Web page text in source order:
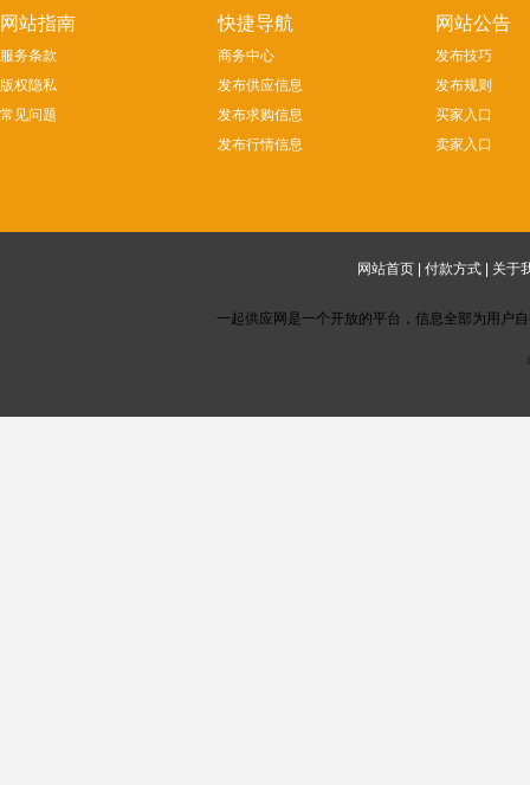
网站指南
服务条款
版权隐私
常见问题
快捷导航
商务中心
发布供应信息
发布求购信息
发布行情信息
网站公告
发布技巧
发布规则
买家入口
卖家入口
网站首页 付款方式 关于
一起供应网是一个开放的平台，信息全部为用户